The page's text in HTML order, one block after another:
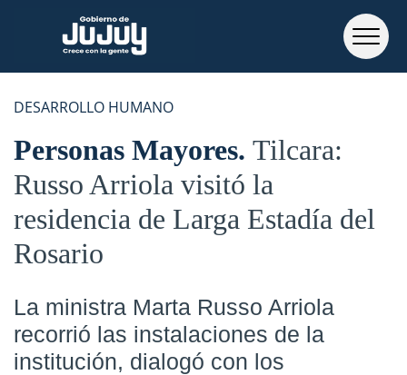
DESARROLLO HUMANO
Personas Mayores Tilcara:
Russo Arriola visitó la
residencia de Larga Estadía del
Rosario
La ministra Marta Russo Arriola
recorrió las instalaciones de la
institución, dialogó con los